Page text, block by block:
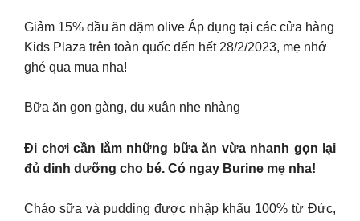
Giảm 15% dầu ăn dặm olive Áp dụng tại các cửa hàng
Kids Plaza trên toàn quốc đến hết 28/2/2023, mẹ nhớ
ghé qua mua nha!
Bữa ăn gọn gàng, du xuân nhẹ nhàng
Đi chơi cần lắm những bữa ăn vừa nhanh gọn lại
đủ dinh dưỡng cho bé. Có ngay Burine mẹ nha!
Cháo sữa và pudding được nhập khẩu 100% từ Đức,